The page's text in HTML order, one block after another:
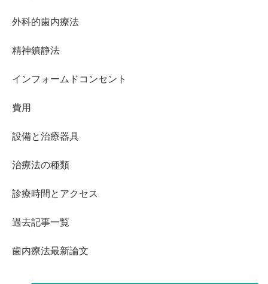
外科的歯内療法
精神鎮静法
インフォームドコンセント
費用
設備と治療器具
治療法の種類
診療時間とアクセス
過去記事一覧
歯内療法最新論文